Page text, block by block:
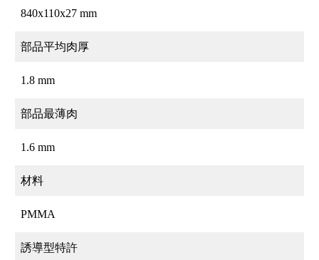
840x110x27 mm
部品平均肉厚
1.8 mm
部品最薄肉
1.6 mm
材料
PMMA
誘導型特許